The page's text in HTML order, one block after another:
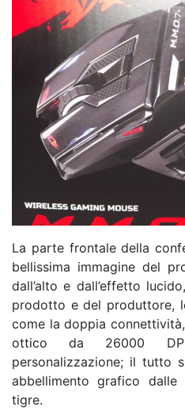
La parte frontale della
bellissima immagine del
dall’alto e dall’effetto
prodotto e del produttore,
come la doppia
ottico da 26000
personalizzazione; il tutto
abbellimento grafico
tigre.